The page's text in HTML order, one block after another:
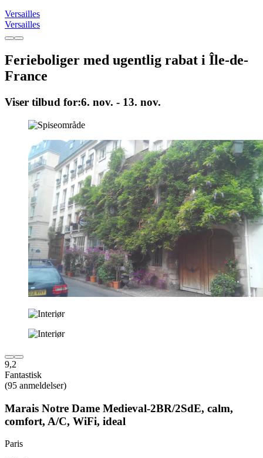
Versailles
Versailles
Ferieboliger med ugentlig rabat i Île-de-
France
Viser tilbud for:6. nov. - 13. nov.
9,2
Fantastisk
(95 anmeldelser)
Marais Notre Dame Medieval-2BR/2SdE, calm,
comfort, A/C, WiFi, ideal
Paris